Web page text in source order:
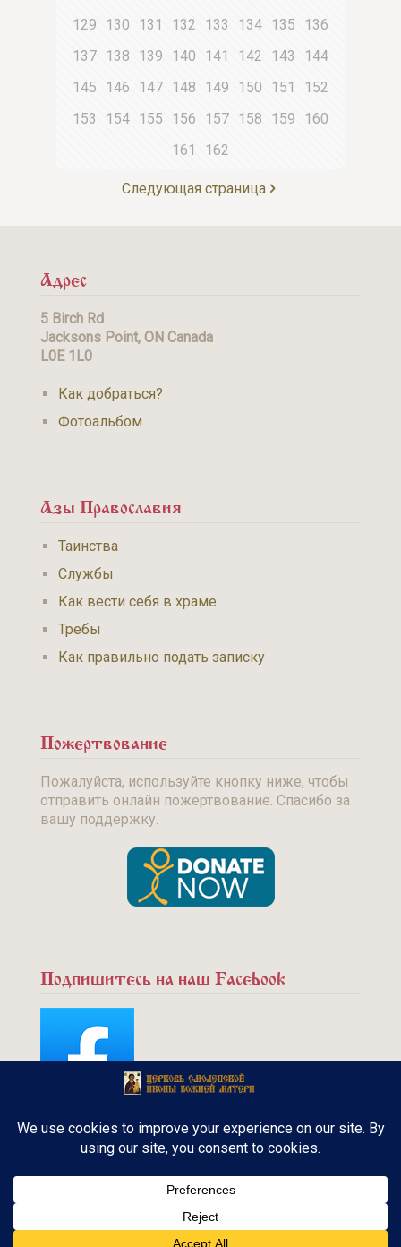
129
130 131 132 133 134 135
136
137 138 139 140 141 142 143
144
145
146 147 148 149 150 151
152
153
154 155 156 157 158 159
160
161
162
Следующая страница
Адрес
5 Birch Rd
Jacksons Point, ON Canada
L0E 1L0
Как добраться?
Фотоальбом
Азы Православия
Таинства
Службы
Как вести себя в храме
Требы
Как правильно подать записку
Пожертвование
Пожалуйста, используйте кнопку ниже, чтобы
отправить онлайн пожертвование. Спасибо за
вашу поддержку.
Подпишитесь на наш Facebook
Copyright © 2015 - Русская Православная
защищены.